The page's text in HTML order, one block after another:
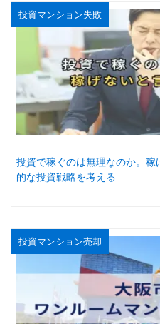
投資マンション失敗
投資で稼ぐのは無理なのか。
的な投資戦略を考える
投資マンション売却